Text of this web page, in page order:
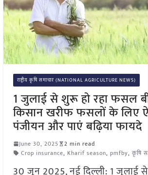
राष्ट्रीय कृषि समाचार (NATIONAL AGRICULTURE NEWS)
1 जुलाई से शुरू हो रहा फसल
किसान खरीफ फसलों के लिए
पंजीयन और पाएं बढ़िया फायदे
June 30, 2025
2 min read
Crop insurance, Kharif season, pmfby, कृषि
30 जून 2025, नई दिल्ली: 1 जुलाई